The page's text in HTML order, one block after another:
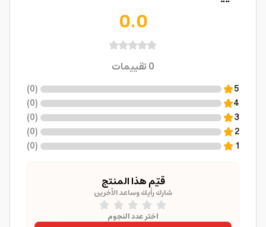
0.0
0تقييمات
5
(
0
)
4
(
0
)
3
(
0
)
2
(
0
)
1
(
0
)
قيّم هذا المنتج
شارك رأيك وساعد الآخرين
اختر عدد النجوم